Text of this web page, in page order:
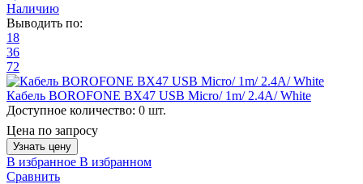
Наличию
Выводить по:
18
36
72
Кабель BOROFONE BX47 USB Micro/ 1m/ 2.4A/ White
Доступное количество: 0 шт.
Цена по запросу
Узнать цену
В избранное В избранном
Сравнить